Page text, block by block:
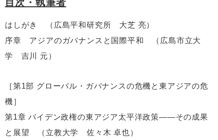
目次・執筆者
はしがき （広島平和研究所 大芝 亮）
序章 アジアのガバナンスと国際平和 （広島市立大
学 吉川 元）
［第1部 グローバル・ガバナンスの危機と東アジアの危
機］
第1章 バイデン政権の東アジア太平洋政策——その成果
と展望 （立教大学 佐々木 卓也）